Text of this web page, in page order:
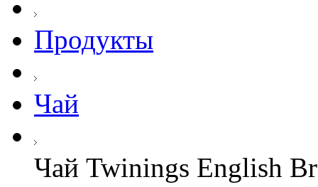
Продукты
Чай
Чай Twinings English